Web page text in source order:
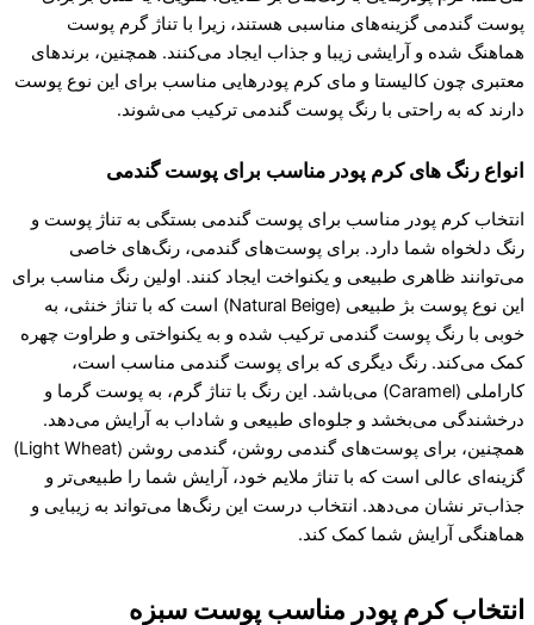
پوست گندمی گزینه‌های مناسبی هستند، زیرا با تناژ گرم پوست
هماهنگ شده و آرایشی زیبا و جذاب ایجاد می‌کنند. همچنین، برندهای
معتبری چون کالیستا و مای کرم پودرهایی مناسب برای این نوع پوست
دارند که به راحتی با رنگ پوست گندمی ترکیب می‌شوند.
انواع رنگ های کرم پودر مناسب برای پوست گندمی
انتخاب کرم پودر مناسب برای پوست گندمی بستگی به تناژ پوست و
رنگ دلخواه شما دارد. برای پوست‌های گندمی، رنگ‌های خاصی
می‌توانند ظاهری طبیعی و یکنواخت ایجاد کنند. اولین رنگ مناسب برای
این نوع پوست بژ طبیعی (Natural Beige) است که با تناژ خنثی، به
خوبی با رنگ پوست گندمی ترکیب شده و به یکنواختی و طراوت چهره
کمک می‌کند. رنگ دیگری که برای پوست گندمی مناسب است،
کاراملی (Caramel) می‌باشد. این رنگ با تناژ گرم، به پوست گرما و
درخشندگی می‌بخشد و جلوه‌ای طبیعی و شاداب به آرایش می‌دهد.
همچنین، برای پوست‌های گندمی روشن، گندمی روشن (Light Wheat)
گزینه‌ای عالی است که با تناژ ملایم خود، آرایش شما را طبیعی‌تر و
جذاب‌تر نشان می‌دهد. انتخاب درست این رنگ‌ها می‌تواند به زیبایی و
هماهنگی آرایش شما کمک کند.
انتخاب کرم پودر مناسب پوست سبزه